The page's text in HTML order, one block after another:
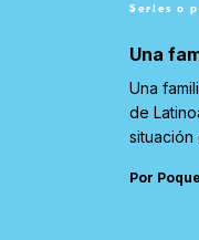
Series o
Una
Una
de
situación
Por